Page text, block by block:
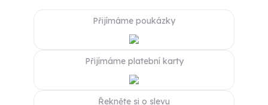
Přijímáme poukázky
Přijímáme platební karty
Řekněte si o slevu